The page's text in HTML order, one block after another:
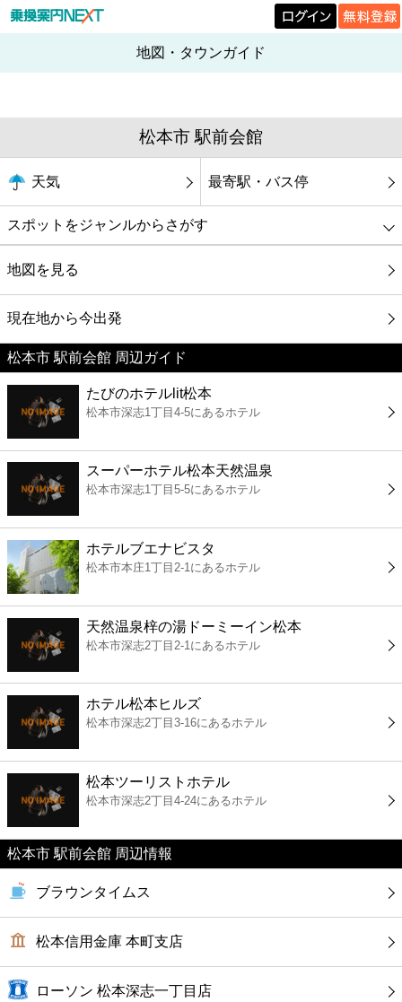
地図・タウンガイド
松本市 駅前会館
天気 最寄駅・バス停
スポットをジャンルからさがす
グルメ
映画
美容
コンビニ
薬局
スーパー
エンタメ
レジャー
書店
ファミレス
ファーストフード
カフェ
ショッピング
地図を見る
現在地から今出発
松本市 駅前会館 周辺ガイド
たびのホテルlit松本
松本市深志1丁目4-5にあるホテル
スーパーホテル松本天然温泉
松本市深志1丁目5-5にあるホテル
ホテルブエナビスタ
松本市本庄1丁目2-1にあるホテル
天然温泉梓の湯ドーミーイン松本
松本市深志2丁目2-1にあるホテル
ホテル松本ヒルズ
松本市深志2丁目3-16にあるホテル
松本ツーリストホテル
松本市深志2丁目4-24にあるホテル
松本市 駅前会館 周辺情報
ブラウンタイムス
松本信用金庫 本町支店
ローソン 松本深志一丁目店